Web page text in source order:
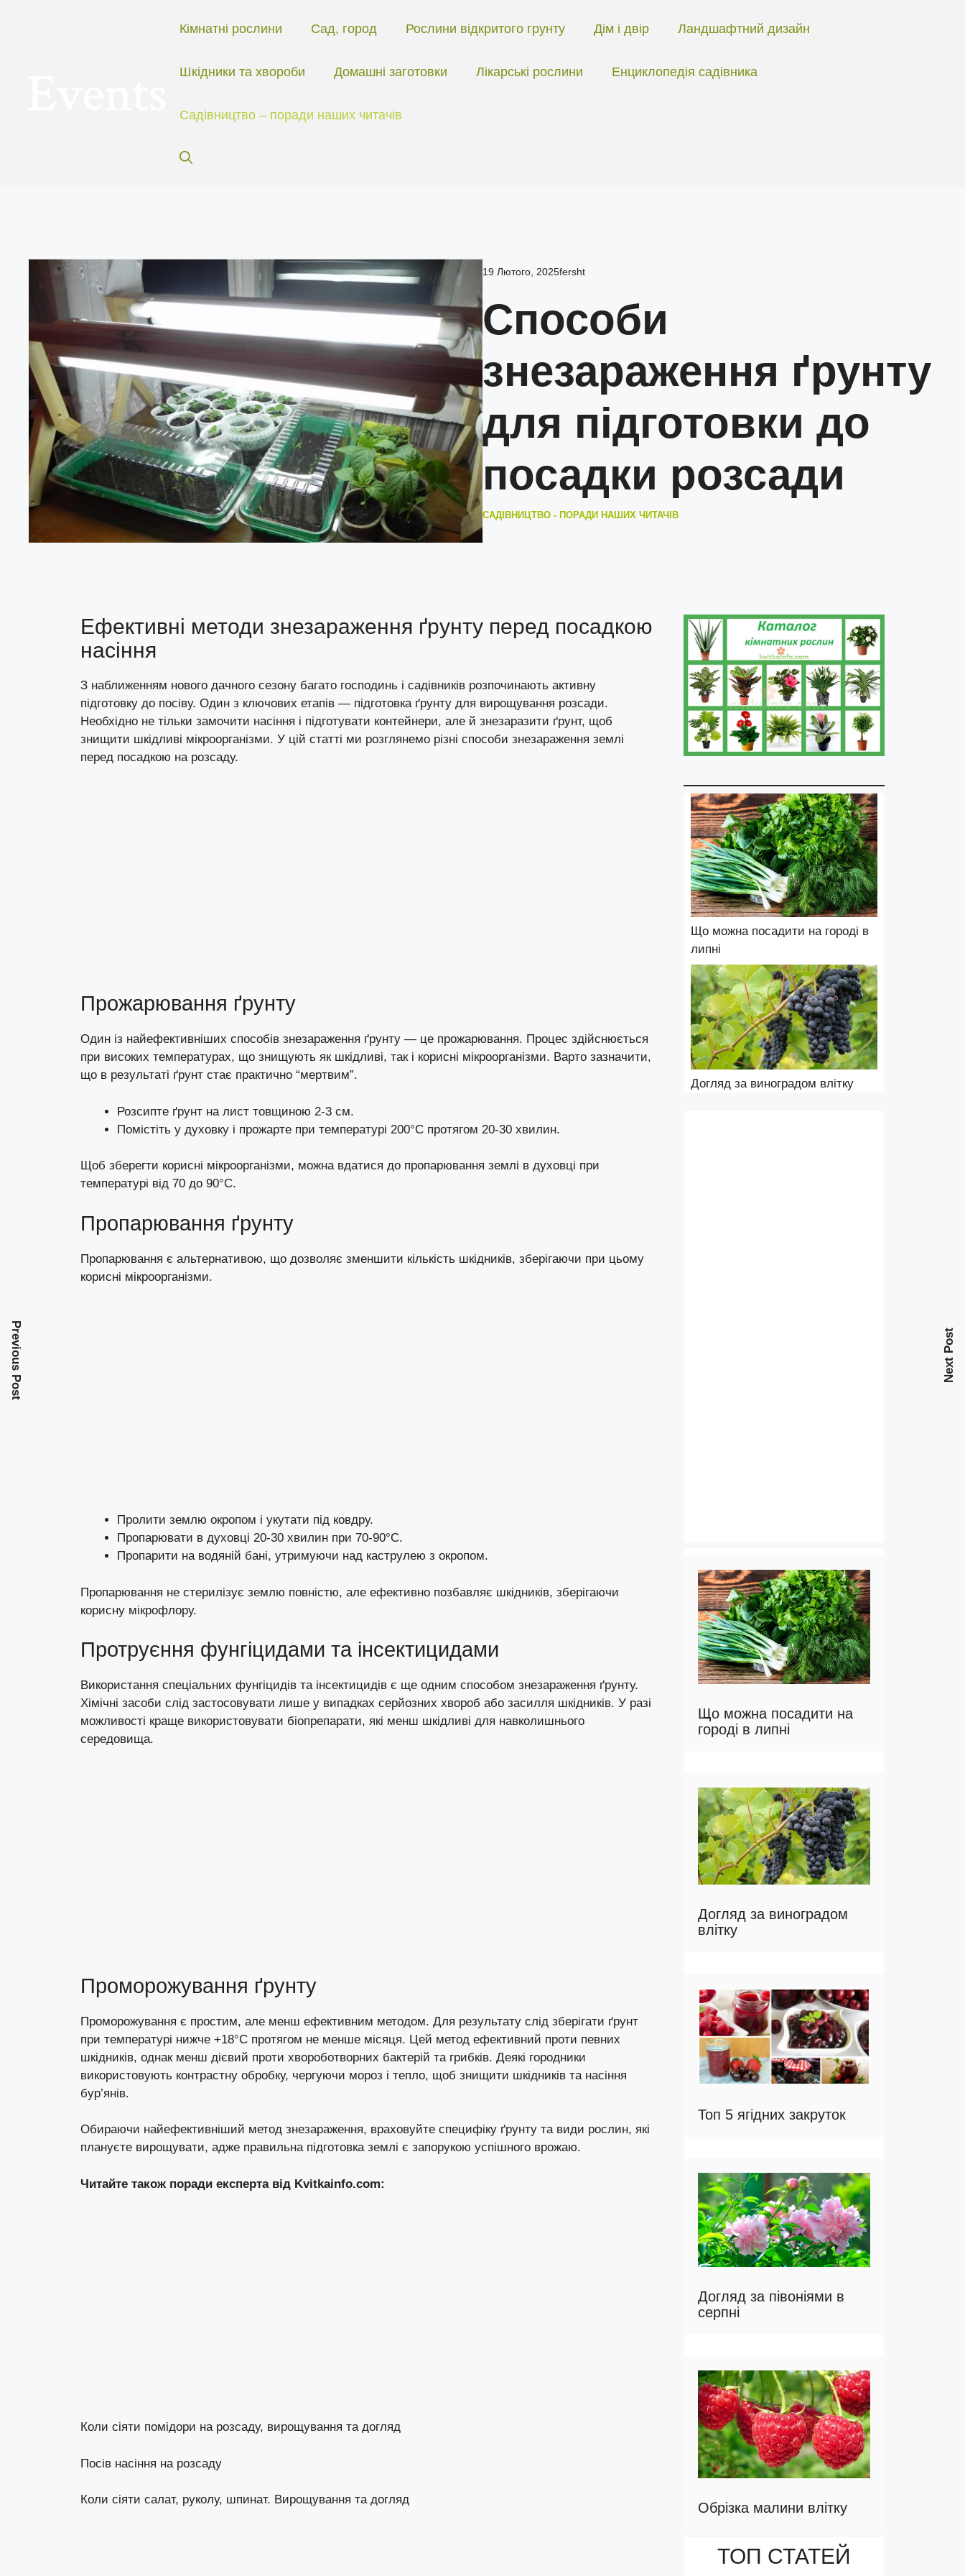
Кімнатні рослини Сад, город Рослини відкритого грунту Дім і двір Ландшафтний дизайн
Шкідники та хвороби Домашні заготовки Лікарські рослини Енциклопедія садівника
Садівництво – поради наших читачів
19 Лютого, 2025fersht
Способи
знезараження ґрунту
для підготовки до
посадки розсади
САДІВНИЦТВО - ПОРАДИ НАШИХ ЧИТАЧІВ
Ефективні методи знезараження ґрунту перед посадкою
насіння
З наближенням нового дачного сезону багато господинь і садівників розпочинають активну
підготовку до посіву. Один з ключових етапів — підготовка ґрунту для вирощування розсади.
Необхідно не тільки замочити насіння і підготувати контейнери, але й знезаразити ґрунт, щоб
знищити шкідливі мікроорганізми. У цій статті ми розглянемо різні способи знезараження землі
перед посадкою на розсаду.
Прожарювання ґрунту
Один із найефективніших способів знезараження ґрунту — це прожарювання. Процес здійснюється
при високих температурах, що знищують як шкідливі, так і корисні мікроорганізми. Варто зазначити,
що в результаті ґрунт стає практично “мертвим”.
Розсипте ґрунт на лист товщиною 2-3 см.
Помістіть у духовку і прожарте при температурі 200°C протягом 20-30 хвилин.
Щоб зберегти корисні мікроорганізми, можна вдатися до пропарювання землі в духовці при
температурі від 70 до 90°C.
Пропарювання ґрунту
Пропарювання є альтернативою, що дозволяє зменшити кількість шкідників, зберігаючи при цьому
корисні мікроорганізми.
Пролити землю окропом і укутати під ковдру.
Пропарювати в духовці 20-30 хвилин при 70-90°C.
Пропарити на водяній бані, утримуючи над каструлею з окропом.
Пропарювання не стерилізує землю повністю, але ефективно позбавляє шкідників, зберігаючи
корисну мікрофлору.
Протруєння фунгіцидами та інсектицидами
Використання спеціальних фунгіцидів та інсектицидів є ще одним способом знезараження ґрунту.
Хімічні засоби слід застосовувати лише у випадках серйозних хвороб або засилля шкідників. У разі
можливості краще використовувати біопрепарати, які менш шкідливі для навколишнього
середовища.
Проморожування ґрунту
Проморожування є простим, але менш ефективним методом. Для результату слід зберігати ґрунт
при температурі нижче +18°C протягом не менше місяця. Цей метод ефективний проти певних
шкідників, однак менш дієвий проти хвороботворних бактерій та грибків. Деякі городники
використовують контрастну обробку, чергуючи мороз і тепло, щоб знищити шкідників та насіння
бур’янів.
Обираючи найефективніший метод знезараження, враховуйте специфіку ґрунту та види рослин, які
плануєте вирощувати, адже правильна підготовка землі є запорукою успішного врожаю.
Читайте також поради експерта від Kvitkainfo.com:
Коли сіяти помідори на розсаду, вирощування та догляд
Посів насіння на розсаду
Коли сіяти салат, руколу, шпинат. Вирощування та догляд
Previous Post Next Post
Що можна посадити на городі в
липні
Догляд за виноградом влітку
Що можна посадити на
городі в липні
Догляд за виноградом
влітку
Топ 5 ягідних закруток
Догляд за півоніями в
серпні
Обрізка малини влітку
ТОП СТАТЕЙ